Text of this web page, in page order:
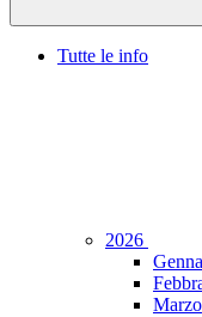
Tutte le info
2026
Marzo